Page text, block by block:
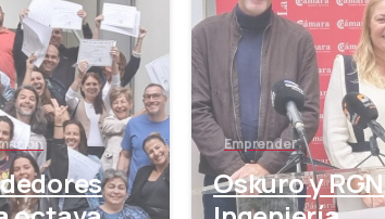
Emprender
Oskuro y RGN